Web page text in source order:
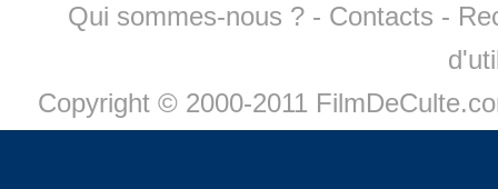
Qui sommes-nous ? - Contacts -
Copyright © 2000-2011